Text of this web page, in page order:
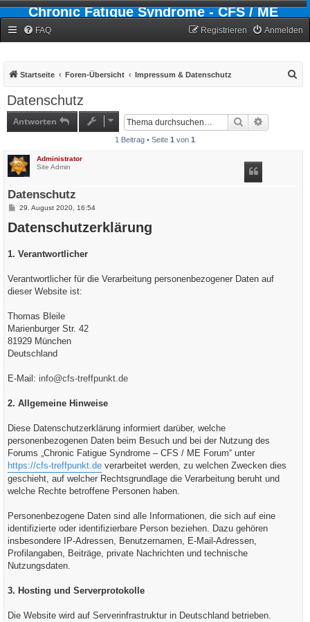
Chronic Fatigue Syndrome - CFS / ME
FAQ Anmelden
Registrieren
Startseite Foren-Übersicht Impressum & Datenschutz
Datenschutz
Antworten Suche
1 Beitrag • Seite 1 von 1
Administrator
Site Admin
Datenschutz
B
i
t
g
29. August 2020, 16:54
Datenschutzerklärung
1. Verantwortlicher
Verantwortlicher für die Verarbeitung personenbezogener Daten auf
dieser Website ist:
Thomas Bleile
Marienburger Str. 42
81929 München
Deutschland
E-Mail: info@cfs-treffpunkt.de
2. Allgemeine Hinweise
Diese Datenschutzerklärung informiert darüber, welche
personenbezogenen Daten beim Besuch und bei der Nutzung des
Forums „Chronic Fatigue Syndrome – CFS / ME Forum“ unter
https://cfs-treffpunkt.de verarbeitet werden, zu welchen Zwecken dies
geschieht, auf welcher Rechtsgrundlage die Verarbeitung beruht und
welche Rechte betroffene Personen haben.
Personenbezogene Daten sind alle Informationen, die sich auf eine
identifizierte oder identifizierbare Person beziehen. Dazu gehören
insbesondere IP-Adressen, Benutzernamen, E-Mail-Adressen,
Profilangaben, Beiträge, private Nachrichten und technische
Nutzungsdaten.
3. Hosting und Serverprotokolle
Die Website wird auf Serverinfrastruktur in Deutschland betrieben.